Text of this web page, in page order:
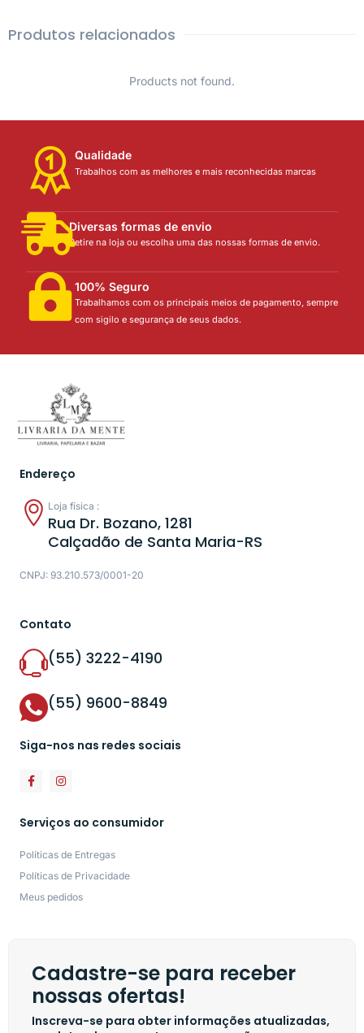
Produtos relacionados
Products not found.
Qualidade
Trabalhos com as melhores e mais reconhecidas marcas
Diversas formas de envio
Retire na loja ou escolha uma das nossas formas de envio.
100% Seguro
Trabalhamos com os principais meios de pagamento, sempre
com sigilo e segurança de seus dados.
Endereço
Loja física :
Rua Dr. Bozano, 1281
Calçadão de Santa Maria-RS
CNPJ: 93.210.573/0001-20
Contato
(55) 3222-4190
(55) 9600-8849
Siga-nos nas redes sociais
Serviços ao consumidor
Políticas de Entregas
Políticas de Privacidade
Meus pedidos
Cadastre-se para receber
nossas ofertas!
Inscreva-se para obter informações atualizadas,